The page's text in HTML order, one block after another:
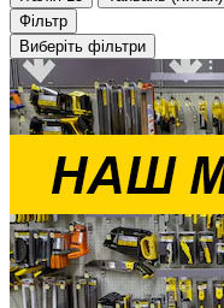
Фільтр
Виберіть фільтри